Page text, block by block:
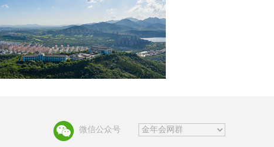
微信公众号